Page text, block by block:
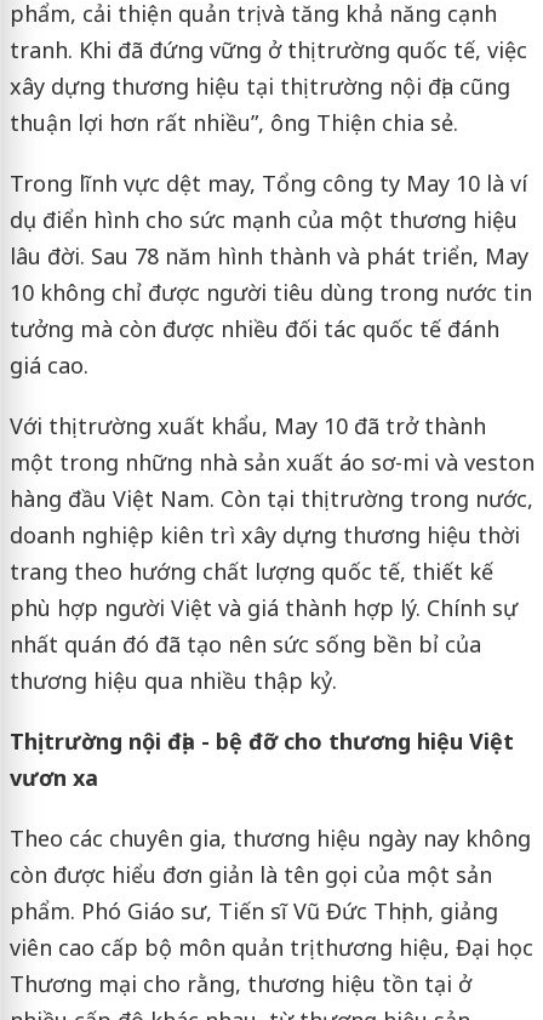
phẩm, cải thiện quản trị và tăng khả năng cạnh
tranh. Khi đã đứng vững ở thị trường quốc tế, việc
xây dựng thương hiệu tại thị trường nội địa cũng
thuận lợi hơn rất nhiều”, ông Thiện chia sẻ.
Trong lĩnh vực dệt may, Tổng công ty May 10 là ví
dụ điển hình cho sức mạnh của một thương hiệu
lâu đời. Sau 78 năm hình thành và phát triển, May
10 không chỉ được người tiêu dùng trong nước tin
tưởng mà còn được nhiều đối tác quốc tế đánh
giá cao.
Với thị trường xuất khẩu, May 10 đã trở thành
một trong những nhà sản xuất áo sơ-mi và veston
hàng đầu Việt Nam. Còn tại thị trường trong nước,
doanh nghiệp kiên trì xây dựng thương hiệu thời
trang theo hướng chất lượng quốc tế, thiết kế
phù hợp người Việt và giá thành hợp lý. Chính sự
nhất quán đó đã tạo nên sức sống bền bỉ của
thương hiệu qua nhiều thập kỷ.
Thị trường nội địa - bệ đỡ cho thương hiệu Việt
vươn xa
Theo các chuyên gia, thương hiệu ngày nay không
còn được hiểu đơn giản là tên gọi của một sản
phẩm. Phó Giáo sư, Tiến sĩ Vũ Đức Thịnh, giảng
viên cao cấp bộ môn quản trị thương hiệu, Đại học
Thương mại cho rằng, thương hiệu tồn tại ở